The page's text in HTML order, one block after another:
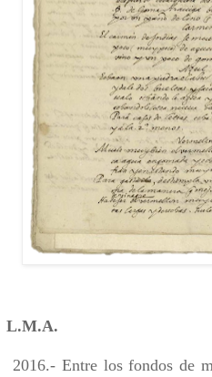
L.M.A.
2016.- Entre los fondos de